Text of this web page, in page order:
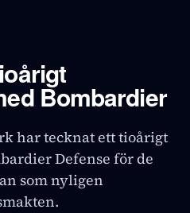
Bombardier
har tecknat ett tioårigt
Defense för de
som nyligen